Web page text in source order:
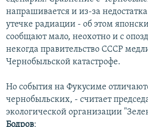
напрашивается и из-за
утечке радиации - об этом
сообщают мало, неохотно и с
некогда правительство СССР
Чернобыльской катастрофе.
Но события на Фукусиме
чернобыльских, - считает
экологической организации
Бодров: